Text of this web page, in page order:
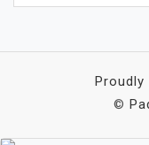
Proudly
©